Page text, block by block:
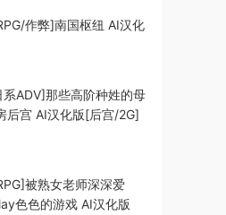
作弊]南国枢纽 AI汉化
ADV]那些高阶种姓的母
后宫 AI汉化版[后宫/2G]
被熟女老师深深爱
色色的游戏 AI汉化版